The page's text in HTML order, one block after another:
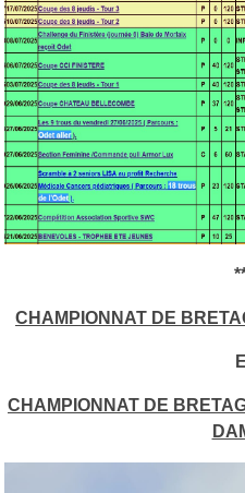
CHAMPIONNAT DE
CHAMPIONNAT DE